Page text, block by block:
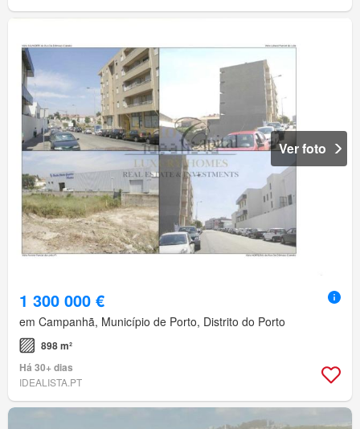
Ver foto
1 300 000 €
em Campanhã, Município de Porto, Distrito do Porto
898 m²
Há 30+ dias
IDEALISTA.PT